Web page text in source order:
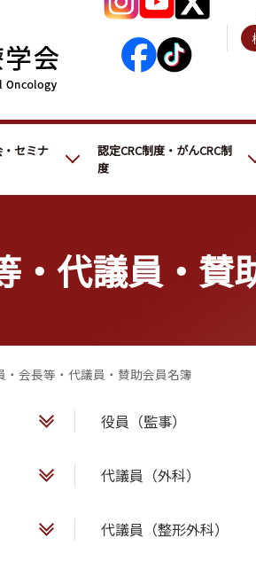
セミナ
認定CRC制度・がんCRC制
度
・代議員・賛
・会長等・代議員・賛助会員名簿
役員（監事）
代議員（外科）
代議員（整形外科）